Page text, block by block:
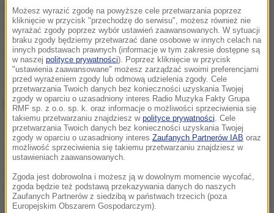
każdym pojeździe. Do tego do dyspozycji jest 170
nowoczesnych automatów biletowych.
"Lubimy kupować w aplikacjach"
Obecnieokoło 45 proc. wartości całej sprzedaży
biletów stanowią transakcje zbliżeniowe.
Ale widzimy inny trend.Coraz częściej Polacy
korzystają z aplikacji, pod które podpięte są karty
płatności za ich pośrednictwem w smartfonie. Po
prostulubimy kupować różne usługi w aplikacjach.
Możesz wyrazić zgodę na powyższe cele przetwarzania poprzez
kliknięcie w przycisk "przechodzę do serwisu", możesz również nie
wyrażać zgody poprzez wybór ustawień zaawansowanych. W sytuacji
braku zgody będziemy przetwarzać dane osobowe w innych celach na
innych podstawach prawnych (informacje w tym zakresie dostępne są
w naszej polityce prywatności). Poprzez kliknięcie w przycisk
"ustawienia zaawansowane" możesz zarządzać swoimi preferencjami
przed wyrażeniem zgody lub odmową udzielenia zgody. Cele
przetwarzania Twoich danych bez konieczności uzyskania Twojej
zgody w oparciu o uzasadniony interes Radio Muzyka Fakty Grupa
RMF sp. z o.o. sp. k. oraz informacje o możliwości sprzeciwienia się
takiemu przetwarzaniu znajdziesz w polityce prywatności . Cele
przetwarzania Twoich danych bez konieczności uzyskania Twojej
zgody w oparciu o uzasadniony interes Zaufanych Partnerów IAB oraz
możliwość sprzeciwienia się takiemu przetwarzaniu znajdziesz w
ustawieniach zaawansowanych.
Zgoda jest dobrowolna i możesz ją w dowolnym momencie wycofać,
zgoda będzie też podstawą przekazywania danych do naszych
Zaufanych Partnerów z siedzibą w państwach trzecich (poza
Europejskim Obszarem Gospodarczym).